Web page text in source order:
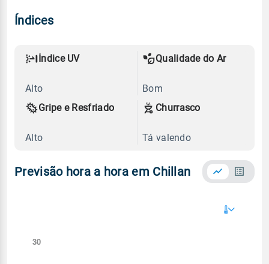
Índices
Índice UV
Alto
Qualidade do Ar
Bom
Gripe e Resfriado
Alto
Churrasco
Tá valendo
Previsão hora a hora em Chillan